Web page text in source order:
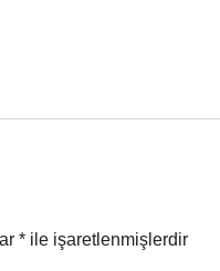
* ile işaretlenmişlerdir